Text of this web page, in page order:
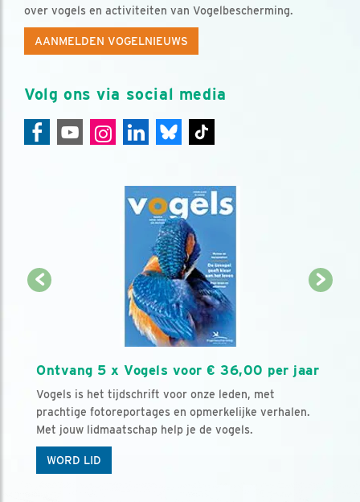
over vogels en activiteiten van Vogelbescherming.
AANMELDEN VOGELNIEUWS
Volg ons via social media
Ontvang 5 x Vogels voor € 36,00 per jaar
Vogels is het tijdschrift voor onze leden, met
prachtige fotoreportages en opmerkelijke verhalen.
Met jouw lidmaatschap help je de vogels.
WORD LID